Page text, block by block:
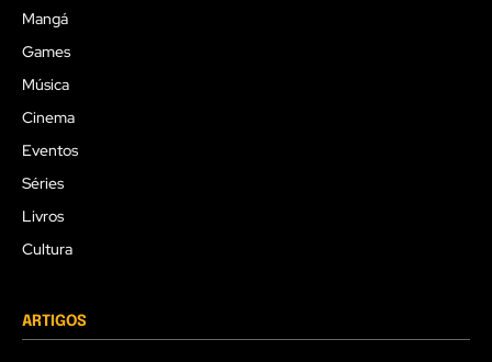
Mangá
Games
Música
Cinema
Eventos
Séries
Livros
Cultura
ARTIGOS